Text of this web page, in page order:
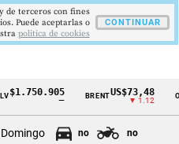
$1.750.905 BRENTUS$73,48
▼ 1.12
Domingo no no
de terceros con fines
Puede aceptarlas o
politica de cookies
CONTINUAR